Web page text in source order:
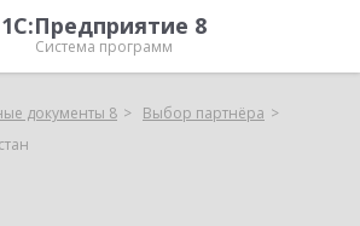
1С:Предприятие 8
Система программ
документы 8
Выбор партнёра